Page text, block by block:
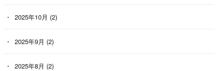
2025年10月 (2)
2025年9月 (2)
2025年8月 (2)